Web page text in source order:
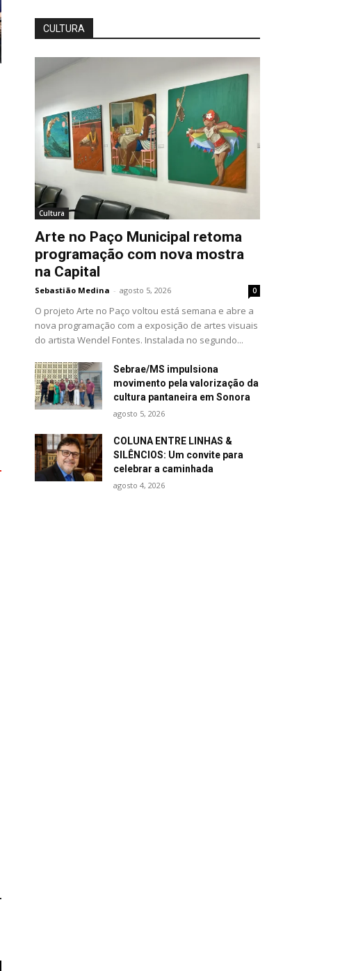
CULTURA
Cultura
Arte no Paço Municipal retoma
programação com nova mostra
na Capital
Sebastião Medina - agosto 5, 2026 0
O projeto Arte no Paço voltou está semana e abre a
nova programação com a exposição de artes visuais
do artista Wendel Fontes. Instalada no segundo...
Sebrae/MS impulsiona
movimento pela valorização da
cultura pantaneira em Sonora
agosto 5, 2026
COLUNA ENTRE LINHAS &
SILÊNCIOS: Um convite para
celebrar a caminhada
agosto 4, 2026